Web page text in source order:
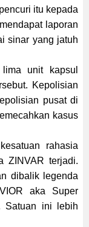
itu kepada
laporan
sinar yang jatuh
unit kapsul
Kepolisian
pusat di
kasus
rahasia
ZINVAR terjadi.
dibalik legenda
aka Super
Satuan ini lebih